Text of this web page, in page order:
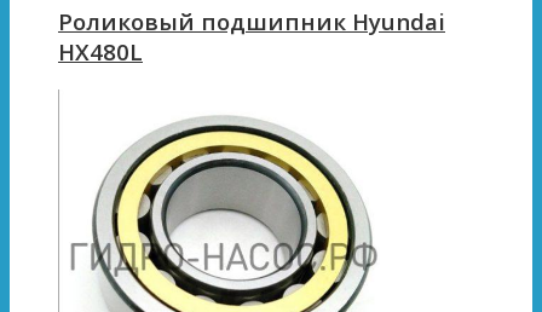
Роликовый подшипник Hyundai
HX480L